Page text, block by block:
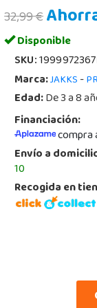
32,99 €
Disponible
SKU:1999972367
Marca:JAKKS-
Edad:De 3 a 8
Financiación:
compra
Envío a
10
Recogida en